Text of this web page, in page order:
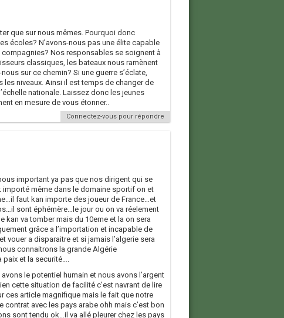
que sur nous mêmes. Pourquoi donc
écoles? N’avons-nous pas une élite capable
Nos responsables se soignent à
classiques, les bateaux nous ramènent
sur ce chemin? Si une guerre s’éclate,
niveaux. Ainsi il est temps de changer de
nationale. Laissez donc les jeunes
en mesure de vous étonner..
Connectez-vous pour répondre
important ya pas que nos dirigent qui se
importé même dans le domaine sportif on et
faut kan importe des joueur de France…et
sont éphémère…le jour ou on va réelement
kan va tomber mais du 10eme et la on sera
grâce a l’importation et incapable de
vouer a disparaitre et si jamais l’algerie sera
connaitrons la grande Algérie
paix et la securité….
le potentiel humain et nous avons l’argent
cette situation de facilité c’est navrant de lire
ces article magnifique mais le fait que notre
avec les pays arabe ohh mais c’est bon
sont tendu ok…il va allé pleurer chez les pays